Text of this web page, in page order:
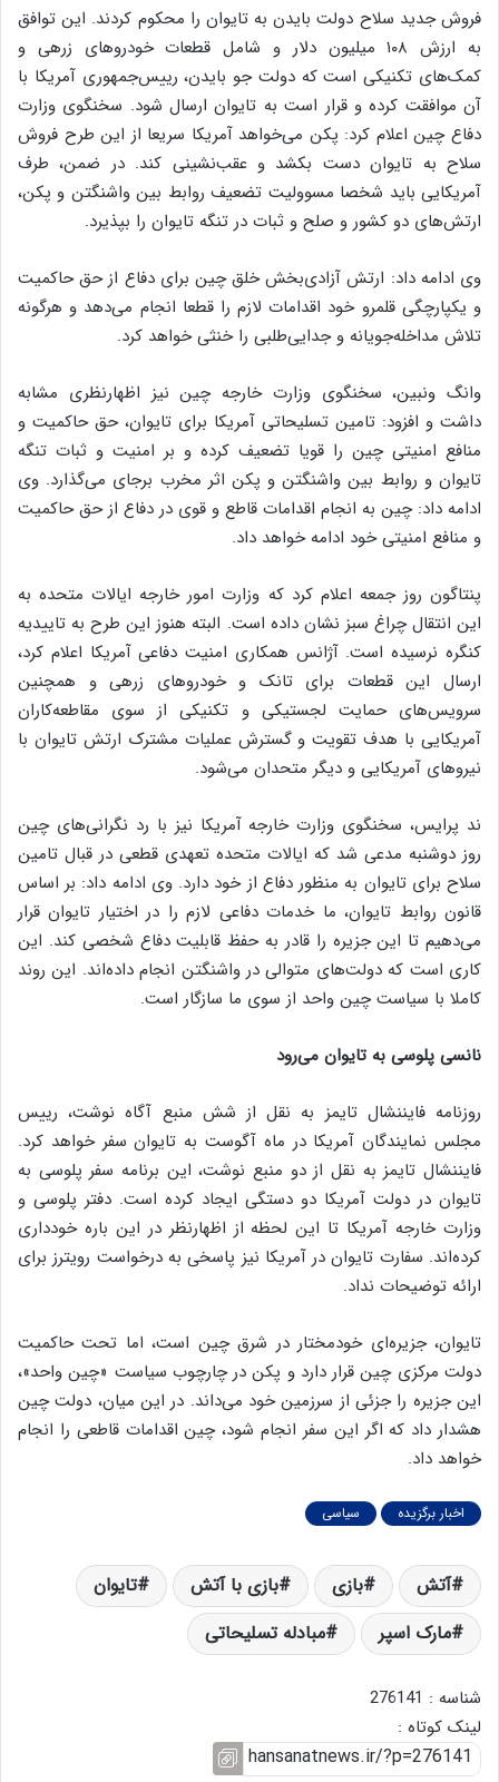
فروش جدید سلاح دولت بایدن به تایوان را محکوم کردند. این توافق
به ارزش ۱۰۸ میلیون دلار و شامل قطعات خودروهای زرهی و
کمک‌های تکنیکی است که دولت جو بایدن، رییس‌جمهوری آمریکا با
آن موافقت کرده و قرار است به تایوان ارسال شود. سخنگوی وزارت
دفاع چین اعلام کرد: پکن می‌خواهد آمریکا سریعا از این طرح فروش
سلاح به تایوان دست بکشد و عقب‌نشینی کند. در ضمن، طرف
آمریکایی باید شخصا مسوولیت تضعیف روابط بین واشنگتن و پکن،
ارتش‌های دو کشور و صلح و ثبات در تنگه تایوان را بپذیرد.
وی ادامه داد: ارتش آزادی‌بخش خلق چین برای دفاع از حق حاکمیت
و یکپارچگی قلمرو خود اقدامات لازم را قطعا انجام می‌دهد و هرگونه
تلاش مداخله‌جویانه و جدایی‌طلبی را خنثی خواهد کرد.
وانگ ونبین، سخنگوی وزارت خارجه چین نیز اظهارنظری مشابه
داشت و افزود: تامین تسلیحاتی آمریکا برای تایوان، حق حاکمیت و
منافع امنیتی چین را قویا تضعیف کرده و بر امنیت و ثبات تنگه
تایوان و روابط بین واشنگتن و پکن اثر مخرب برجای می‌گذارد. وی
ادامه داد: چین به انجام اقدامات قاطع و قوی در دفاع از حق حاکمیت
و منافع امنیتی خود ادامه خواهد داد.
پنتاگون روز جمعه اعلام کرد که وزارت امور خارجه ایالات متحده به
این انتقال چراغ سبز نشان داده است. البته هنوز این طرح به تاییدیه
کنگره نرسیده است. آژانس همکاری امنیت دفاعی آمریکا اعلام کرد،
ارسال این قطعات برای تانک و خودروهای زرهی و همچنین
سرویس‌های حمایت لجستیکی و تکنیکی از سوی مقاطعه‌کاران
آمریکایی با هدف تقویت و گسترش عملیات مشترک ارتش تایوان با
نیروهای آمریکایی و دیگر متحدان می‌شود.
ند پرایس، سخنگوی وزارت خارجه آمریکا نیز با رد نگرانی‌های چین
روز دوشنبه مدعی شد که ایالات متحده تعهدی قطعی در قبال تامین
سلاح برای تایوان به منظور دفاع از خود دارد. وی ادامه داد: بر اساس
قانون روابط تایوان، ما خدمات دفاعی لازم را در اختیار تایوان قرار
می‌دهیم تا این جزیره را قادر به حفظ قابلیت دفاع شخصی کند. این
کاری است که دولت‌های متوالی در واشنگتن انجام داده‌اند. این روند
کاملا با سیاست چین واحد از سوی ما سازگار است.
نانسی پلوسی به تایوان می‌رود
روزنامه فایننشال تایمز به نقل از شش منبع آگاه نوشت، رییس
مجلس نمایندگان آمریکا در ماه آگوست به تایوان سفر خواهد کرد.
فایننشال تایمز به نقل از دو منبع نوشت، این برنامه سفر پلوسی به
تایوان در دولت آمریکا دو دستگی ایجاد کرده است. دفتر پلوسی و
وزارت خارجه آمریکا تا این لحظه از اظهارنظر در این باره خودداری
کرده‌اند. سفارت تایوان در آمریکا نیز پاسخی به درخواست رویترز برای
ارائه توضیحات نداد.
تایوان، جزیره‌ای خودمختار در شرق چین است، اما تحت حاکمیت
دولت مرکزی چین قرار دارد و پکن در چارچوب سیاست «چین واحد»،
این جزیره را جزئی از سرزمین خود می‌داند. در این میان، دولت چین
هشدار داد که اگر این سفر انجام شود، چین اقدامات قاطعی را انجام
خواهد داد.
اخبار برگزیده سیاسی
آتش بازی بازی با آتش
تایوان
مارک اسپر
مبادله تسلیحاتی
شناسه : 276141
لینک کوتاه :